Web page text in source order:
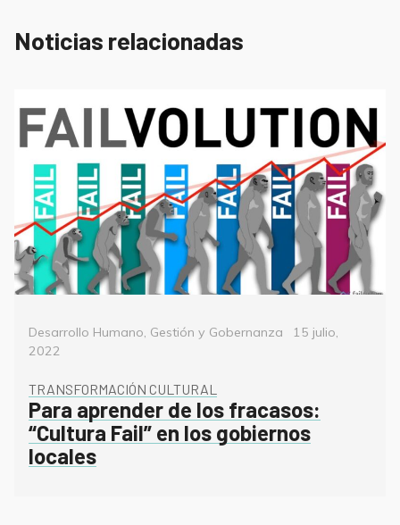
Noticias relacionadas
Categorías
Desarrollo Humano, Gestión y Gobernanza
Posted
15 julio,
2022
TRANSFORMACIÓN CULTURAL
Para aprender de los fracasos:
“Cultura Fail” en los gobiernos
locales